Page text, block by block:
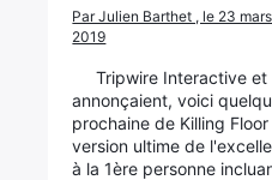
Par Julien Barthet , le 23
2019
Tripwire Interactive et
annonçaient, voici
prochaine de Killing
version ultime de
à la 1ère personne